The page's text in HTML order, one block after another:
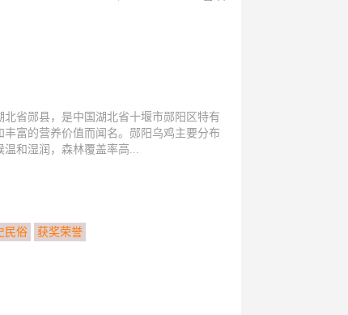
省郧县，是中国湖北省十堰市郧阳区特有
富的营养价值而闻名。郧阳乌鸡主要分布
和湿润，森林覆盖率高...
民俗 获奖荣誉